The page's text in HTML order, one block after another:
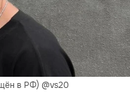
в РФ) @vs20